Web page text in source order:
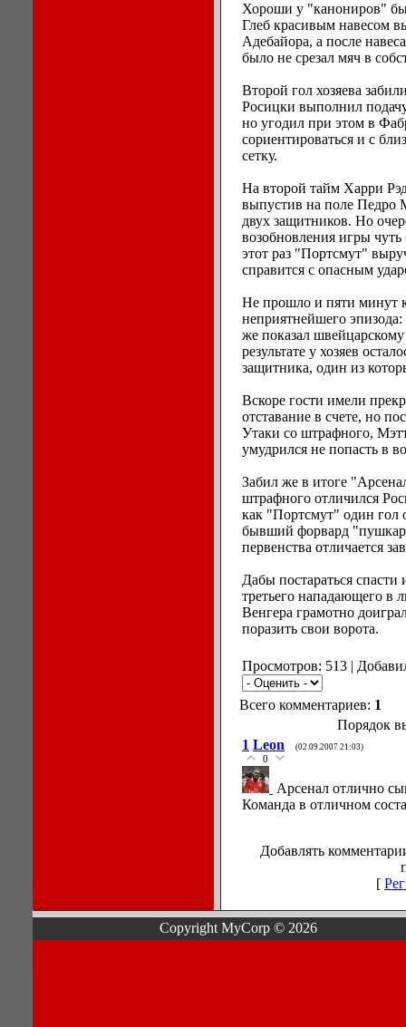
Хороши у "канониров"
Глеб красивым навесом
Адебайора, а после
было не срезал мяч в
Второй гол хозяева
Росицки выполнил
но угодил при этом в
сориентироваться и с
сетку.
На второй тайм Харри
выпустив на поле Педро
двух защитников. Но
возобновления игры
этот раз "Портсмут"
справится с опасным
Не прошло и пяти минут
неприятнейшего
же показал
результате у хозяев
защитника, один из
Вскоре гости имели
отставание в счете, но
Утаки со штрафного,
умудрился не попасть в
Забил же в итоге
штрафного отличился
как "Портсмут" один гол
бывший форвард
первенства отличается
Дабы постараться
третьего нападающего в
Венгера грамотно
поразить свои ворота.
Просмотров: 513 |
Всего комментариев: 1
Порядок
1 Leon (02.09.2007 21:03)
0
Арсенал отлично
Команда в отличном
Добавлять
[
Copyright MyCorp © 2026